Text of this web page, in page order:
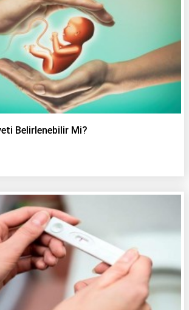
Belirlenebilir Mi?